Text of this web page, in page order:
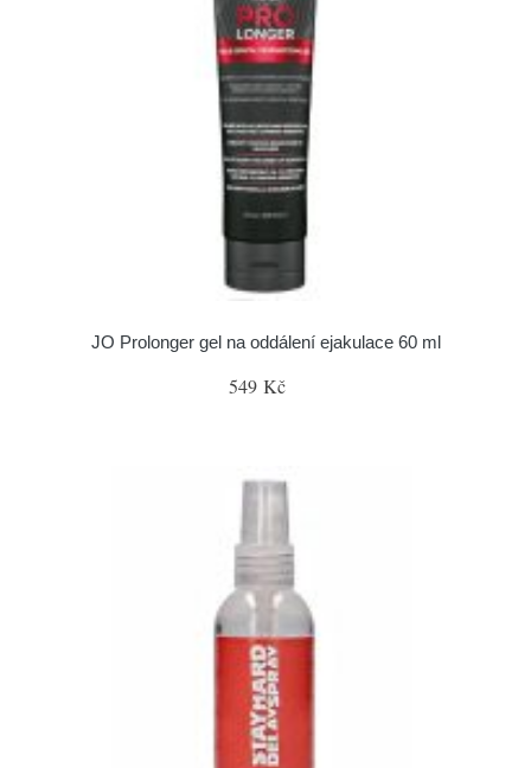
JO Prolonger gel na oddálení ejakulace 60 ml
549 Kč